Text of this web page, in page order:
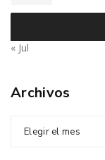
« Jul
Archivos
Elegir el mes